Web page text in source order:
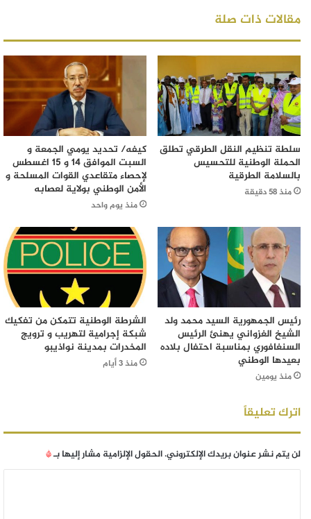
مقالات ذات صلة
سلطة تنظيم النقل الطرقي تطلق
الحملة الوطنية للتحسيس
بالسلامة الطرقية
منذ 58 دقيقة
كيفه/ تحديد يومي الجمعة و
السبت الموافق 14 و 15 اغسطس
لإحصاء متقاعدي القوات المسلحة و
الأمن الوطني بولاية لعصابه
منذ يوم واحد
رئيس الجمهورية السيد محمد ولد
الشيخ الغزواني يهنئ الرئيس
السنغافوري بمناسبة احتفال بلاده
بعيدها الوطني
منذ يومين
الشرطة الوطنية تتمكن من تفكيك
شبكة إجرامية لتهريب و ترويج
المخدرات بمدينة نواذيبو
منذ 3 أيام
اترك تعليقاً
لن يتم نشر عنوان بريدك الإلكتروني.الحقول الإلزامية مشار إليها بـ*